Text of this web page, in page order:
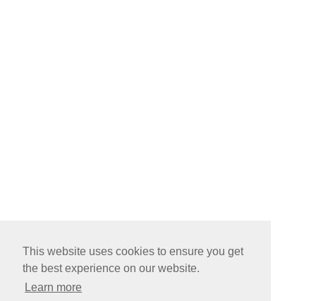
This website uses cookies to ensure you get
the best experience on our website.
Learn more